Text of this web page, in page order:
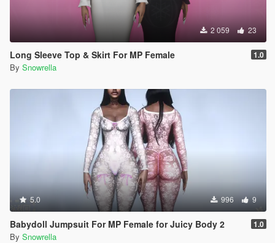
2 059 23
Long Sleeve Top & Skirt For MP Female 1.0
By Snowrella
5.0 996 9
Babydoll Jumpsuit For MP Female for Juicy Body 2 1.0
By Snowrella